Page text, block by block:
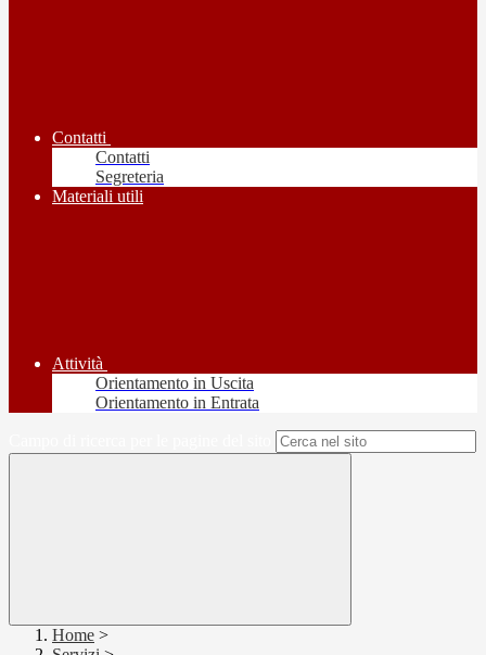
Contatti
Contatti
Segreteria
Materiali utili
Attività
Orientamento in Uscita
Orientamento in Entrata
Home >